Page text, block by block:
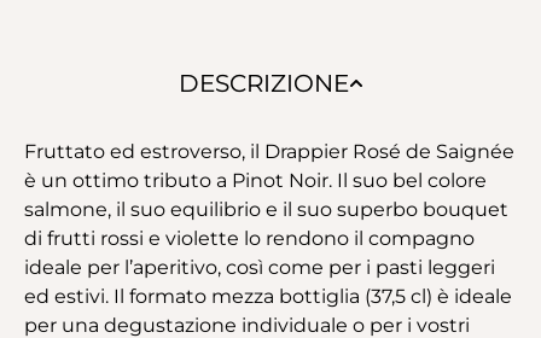
DESCRIZIONE
Fruttato ed estroverso, il Drappier Rosé de Saignée
è un ottimo tributo a Pinot Noir. Il suo bel colore
salmone, il suo equilibrio e il suo superbo bouquet
di frutti rossi e violette lo rendono il compagno
ideale per l’aperitivo, così come per i pasti leggeri
ed estivi. Il formato mezza bottiglia (37,5 cl) è ideale
per una degustazione individuale o per i vostri